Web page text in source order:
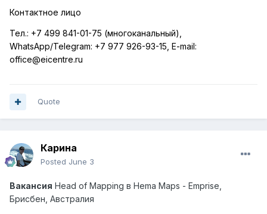
Контактное лицо
Тел.: +7 499 841-01-75 (многоканальный),
WhatsApp/Telegram: +7 977 926-93-15, E-mail:
office@eicentre.ru
Quote
Карина
Posted June 3
Вакансия Head of Mapping в Hema Maps - Emprise
Брисбен, Австралия